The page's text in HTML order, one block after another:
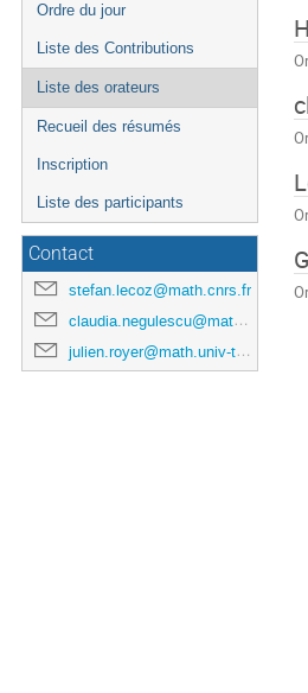
Ordre du jour
Liste des Contributions
Liste des orateurs
Recueil des résumés
Inscription
Liste des participants
Contact
stefan.lecoz@math.cnrs.fr
claudia.negulescu@math.univ-toulouse.fr
julien.royer@math.univ-toulouse.fr